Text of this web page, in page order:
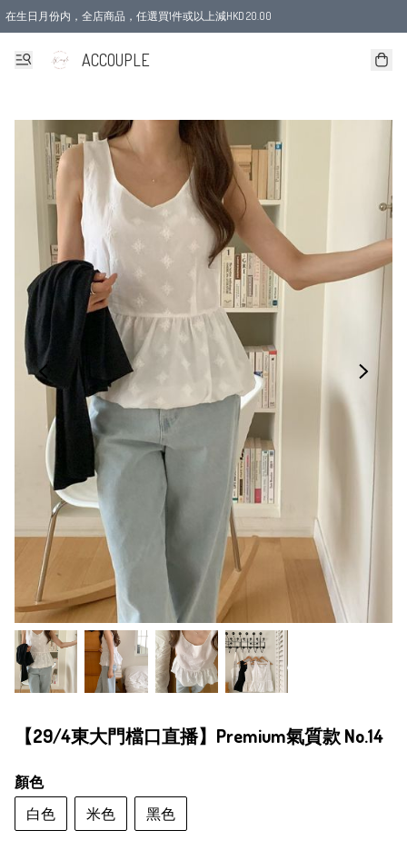
在生日月份内，全店商品，任選買1件或以上減HKD 20.00
ACCOUPLE
【29/4東大門檔口直播】Premium氣質款 No.14
顏色
白色
米色 黑色